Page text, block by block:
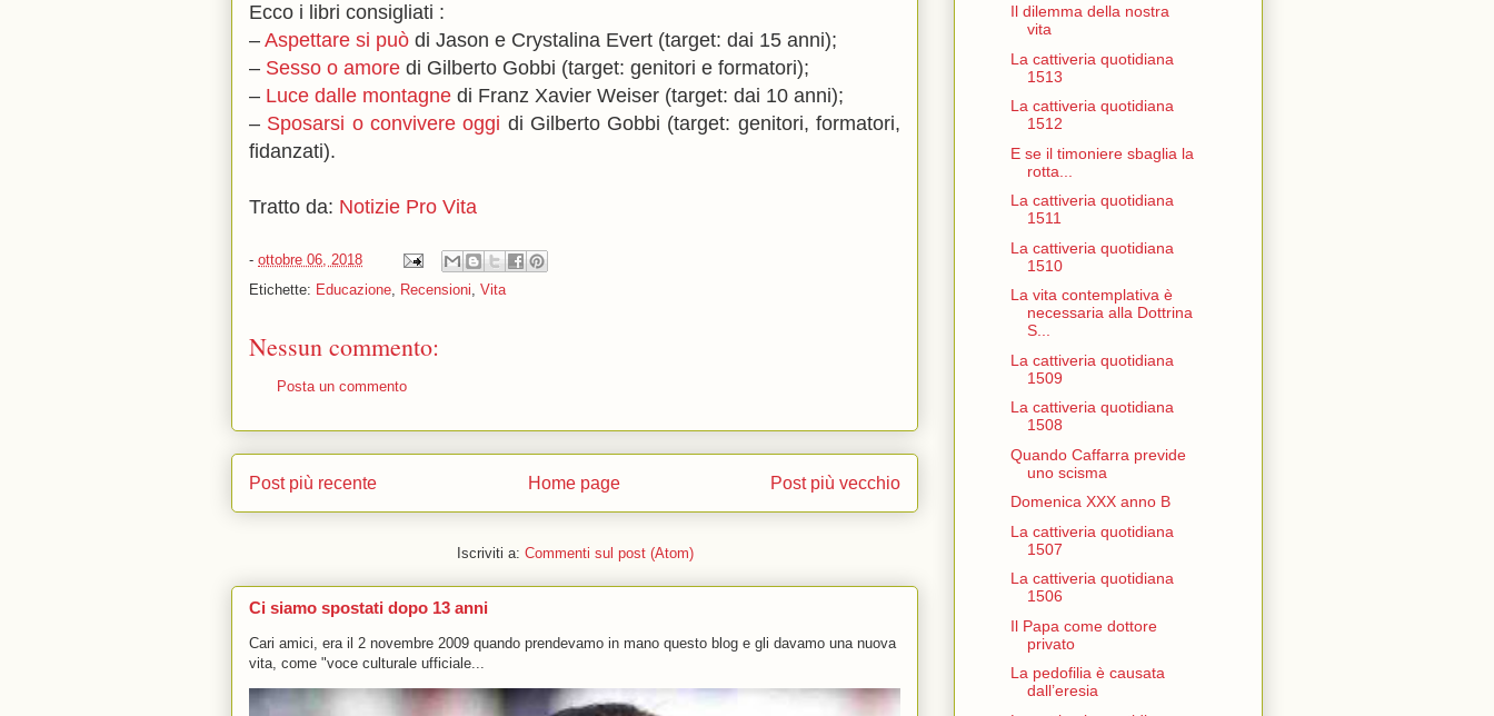
Ecco i libri consigliati :
– Aspettare si può di Jason e Crystalina Evert (target: dai 15 anni);
– Sesso o amore di Gilberto Gobbi (target: genitori e formatori);
– Luce dalle montagne di Franz Xavier Weiser (target: dai 10 anni);
– Sposarsi o convivere oggi di Gilberto Gobbi (target: genitori, formatori,
fidanzati).
Tratto da: Notizie Pro Vita
- ottobre 06, 2018
Etichette: Educazione, Recensioni, Vita
Nessun commento:
Posta un commento
Post più recente Post più vecchio
Home page
Iscriviti a: Commenti sul post (Atom)
Ci siamo spostati dopo 13 anni
Cari amici, era il 2 novembre 2009 quando prendevamo in mano questo blog e gli davamo una nuova
vita, come "voce culturale ufficiale...
Il dilemma della nostra
vita
La cattiveria quotidiana
1513
La cattiveria quotidiana
1512
E se il timoniere sbaglia la
rotta...
La cattiveria quotidiana
1511
La cattiveria quotidiana
1510
La vita contemplativa è
necessaria alla Dottrina
S...
La cattiveria quotidiana
1509
La cattiveria quotidiana
1508
Quando Caffarra previde
uno scisma
Domenica XXX anno B
La cattiveria quotidiana
1507
La cattiveria quotidiana
1506
Il Papa come dottore
privato
La pedofilia è causata
dall’eresia